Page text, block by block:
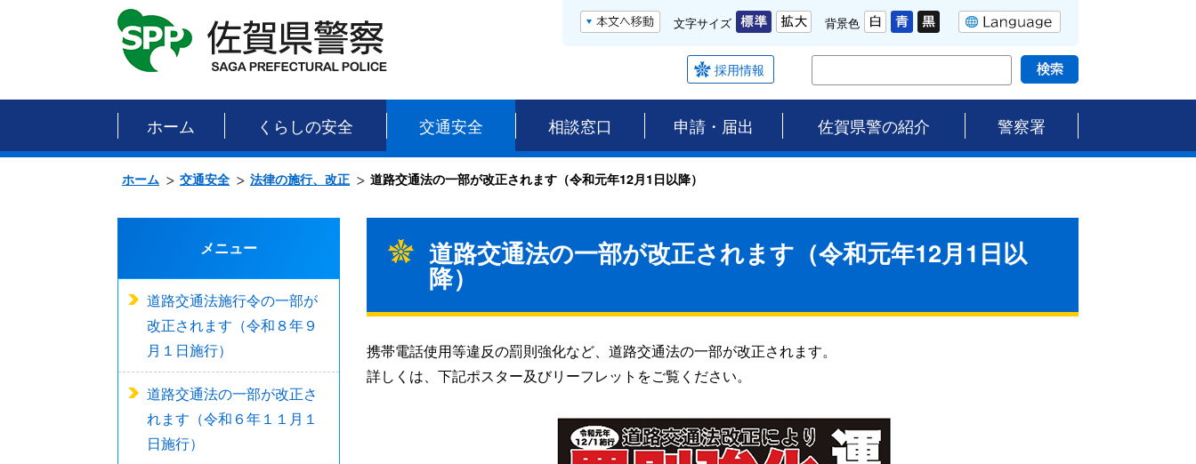
文字サイズ 背景色
採用情報
ホーム くらしの安全 交通安全 相談窓口 申請・届出 佐賀県警の紹介 警察署
ホーム 交通安全 法律の施行、改正 道路交通法の一部が改正されます（令和元年12月1日以降）
メニュー
道路交通法施行令の一部が
改正されます（令和８年９
月１日施行）
道路交通法の一部が改正さ
れます（令和６年１１月１
日施行）
道路交通法の一部が改正されます（令和元年12月1日以
降）
携帯電話使用等違反の罰則強化など、道路交通法の一部が改正されます。
詳しくは、下記ポスター及びリーフレットをご覧ください。